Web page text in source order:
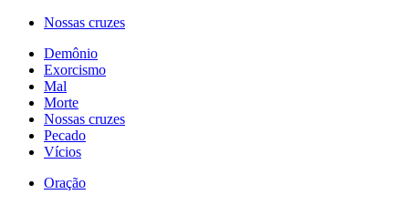
Nossas cruzes
Demônio
Exorcismo
Mal
Morte
Nossas cruzes
Pecado
Vícios
Oração